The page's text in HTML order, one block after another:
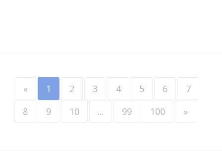
« 1 2 3 4 5 6
7
8
9 10 ... 99 100 »